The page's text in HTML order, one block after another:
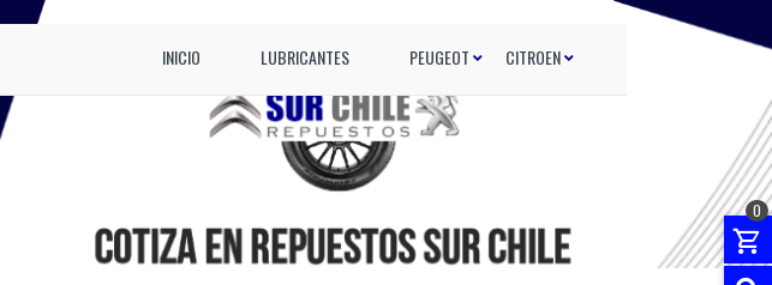
INICIO LUBRICANTES PEUGEOT CITROEN
0